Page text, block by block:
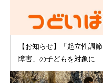
【お知らせ】「起立性調節
障害」の子どもを対象に...